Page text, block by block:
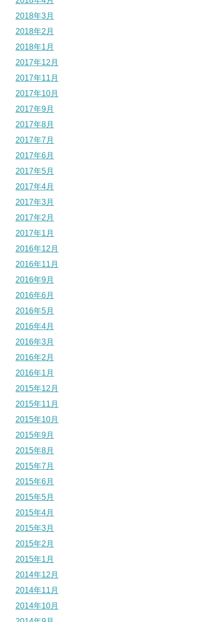
2018年3月
2018年2月
2018年1月
2017年12月
2017年11月
2017年10月
2017年9月
2017年8月
2017年7月
2017年6月
2017年5月
2017年4月
2017年3月
2017年2月
2017年1月
2016年12月
2016年11月
2016年9月
2016年6月
2016年5月
2016年4月
2016年3月
2016年2月
2016年1月
2015年12月
2015年11月
2015年10月
2015年9月
2015年8月
2015年7月
2015年6月
2015年5月
2015年4月
2015年3月
2015年2月
2015年1月
2014年12月
2014年11月
2014年10月